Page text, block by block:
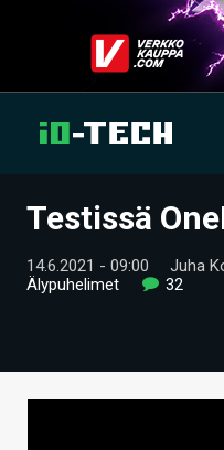
UUTISET
ARTIKKELIT
TECHBBS
Testissä
14.6.2021 - 09:00 Juha
Älypuhelimet
32